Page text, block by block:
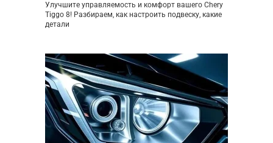
Улучшите управляемость и комфорт вашего Chery
Tiggo 8! Разбираем, как настроить подвеску, какие
детали